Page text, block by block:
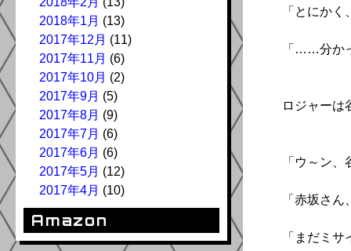
2018年1月 (13)
2017年12月 (11)
2017年11月 (6)
2017年10月 (2)
2017年9月 (5)
2017年8月 (9)
2017年7月 (6)
2017年6月 (6)
2017年5月 (12)
2017年4月 (10)
Amazon
「とにか
「……分か
ロジャーは
「ウ～ン
「赤坂さ
「まだミ